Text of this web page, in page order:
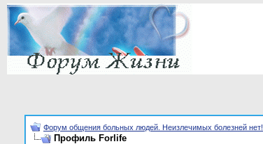
Форум общения больных людей. Неизлечимых болезней нет!
Профиль Forlife